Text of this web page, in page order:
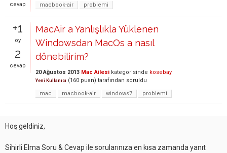
cevap
macbook-air
problemi
+1
oy
2
cevap
MacAir a Yanlışlıkla Yüklenen
Windowsdan MacOs a nasıl
dönebilirim?
20 Ağustos 2013 Mac Ailesi kategorisinde kosebay
Yeni Kullanıcı (160 puan) tarafından soruldu
mac
macbook-air windows7 problemi
Hoş geldiniz,
Sihirli Elma Soru & Cevap ile sorularınıza en kısa zamanda yanıt